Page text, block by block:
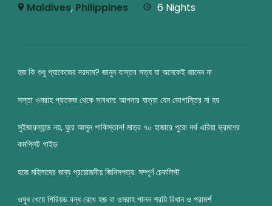
Maldives, Philippines 6 Nights
হজ কি শুধু প্যাকেজের দরদাম? জানুন বাস্তব সত্য যা অনেকেই জানেন না
সস্তা ওমরাহ প্যাকেজ থেকে সাবধান: আপনার যাত্রা যেন ভোগান্তির না হয়
সুইজারল্যান্ড নয়, ঘুরে আসুন পাকিস্তান! মাত্র ৭০ হাজারে পুরো নর্থ এরিয়া ভ্রমণের
কমপ্লিট গাইড
হজে মহিলাদের জন্য প্রয়োজনীয় জিনিসপত্র: সম্পূর্ণ চেকলিস্ট
ওষুধ খেয়ে পিরিয়ড বন্ধ রেখে হজ বা ওমরাহ পালন শরয়ি বিধান ও পরামর্শ